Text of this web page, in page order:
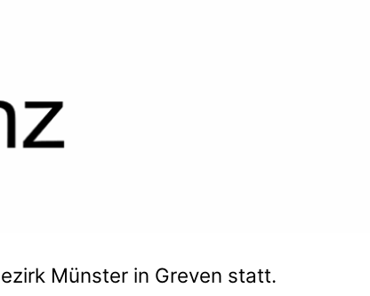
Münster in Greven statt.